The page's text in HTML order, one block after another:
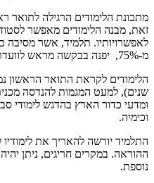
מתכונת הלימודים הרגילה לתואר
זאת, מבנה הלימודים מאפשר
לאפשרויותיו. תלמיד, אשר מסיבה
מ-75%, יפנה בבקשה מראש לוועדת ההוראה.
הלימודים לקראת התואר הראשון
שנים), למעט המגמות להנדסה
ומדעי כדור הארץ בהדגש לימודי
וכימיה.
התלמיד יורשה להאריך את
ההוראה. במקרים חריגים, ניתן
נוספת.